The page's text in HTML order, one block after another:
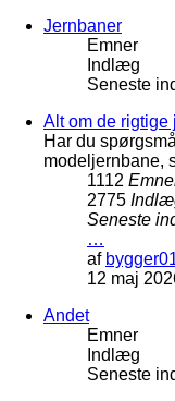
Jernbaner
Emner
Indlæg
Seneste
Alt om de rigtige
Har du
modeljernbane,
1112
2775
Seneste
…
af
12 maj
Andet
Emner
Indlæg
Seneste